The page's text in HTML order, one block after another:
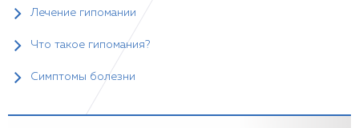
Лечение гипомании
Что такое гипомания?
Симптомы болезни